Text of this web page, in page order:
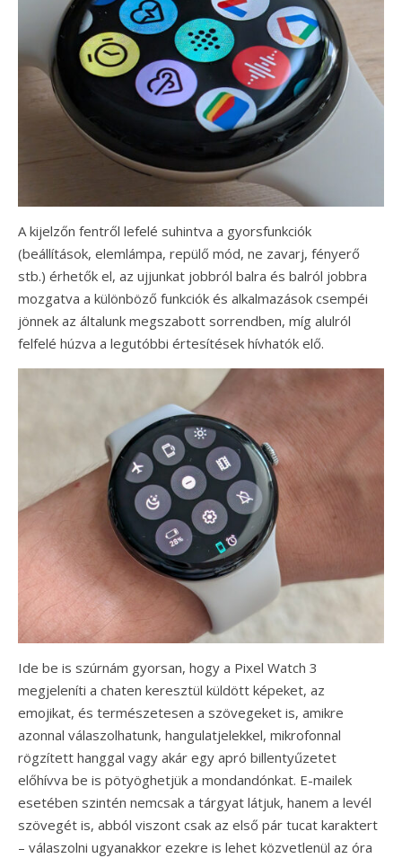
A kijelzőn fentről lefelé suhintva a gyorsfunkciók
(beállítások, elemlámpa, repülő mód, ne zavarj, fényerő
stb.) érhetők el, az ujjunkat jobbról balra és balról jobbra
mozgatva a különböző funkciók és alkalmazások csempéi
jönnek az általunk megszabott sorrendben, míg alulról
felfelé húzva a legutóbbi értesítések hívhatók elő.
Ide be is szúrnám gyorsan, hogy a Pixel Watch 3
megjeleníti a chaten keresztül küldött képeket, az
emojikat, és természetesen a szövegeket is, amikre
azonnal válaszolhatunk, hangulatjelekkel, mikrofonnal
rögzített hanggal vagy akár egy apró billentyűzetet
előhívva be is pötyöghetjük a mondandónkat. E-mailek
esetében szintén nemcsak a tárgyat látjuk, hanem a levél
szövegét is, abból viszont csak az első pár tucat karaktert
– válaszolni ugyanakkor ezekre is lehet közvetlenül az óra